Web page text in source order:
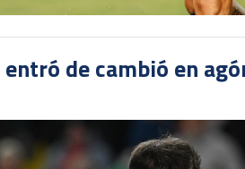
de cambió en